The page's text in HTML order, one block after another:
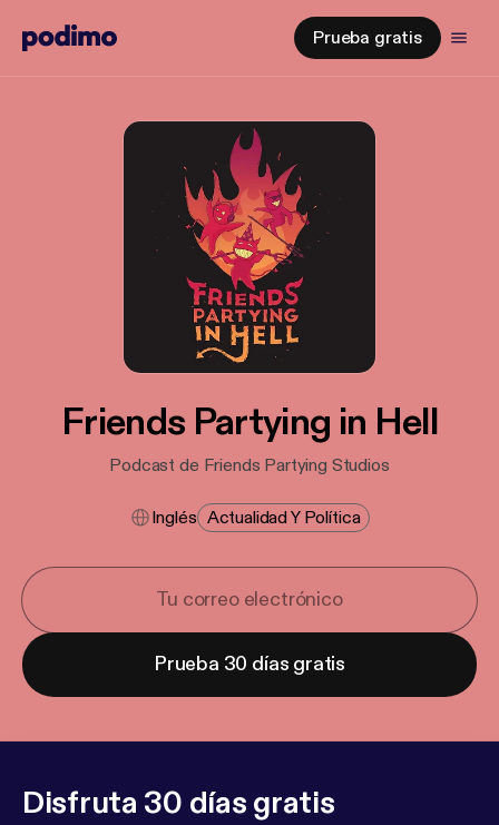
Prueba gratis
Friends Partying in Hell
Podcast de Friends Partying Studios
Inglés Actualidad Y Política
Prueba 30 días gratis
Disfruta 30 días gratis